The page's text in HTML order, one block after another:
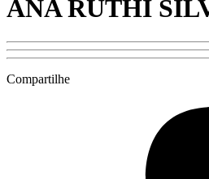
ANA RUTHI
Compartilhe